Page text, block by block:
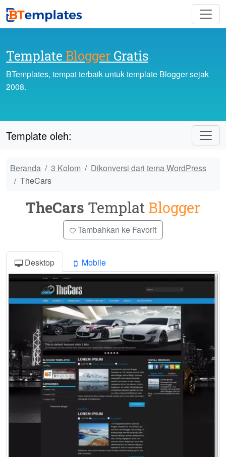
Template Blogger Gratis
BTemplates, tempat terbaik untuk template Blogger sejak
2008.
Template oleh:
Beranda 3 Kolom
Dikonversi dari tema WordPress
TheCars
TheCars Templat Blogger
Tambahkan ke Favorit
Desktop Mobile